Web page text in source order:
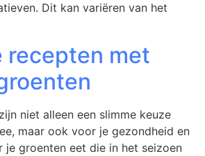
Dit kan variëren van het
recepten met
niet alleen een slimme keuze
maar ook voor je gezondheid en
je groenten eet die in het seizoen